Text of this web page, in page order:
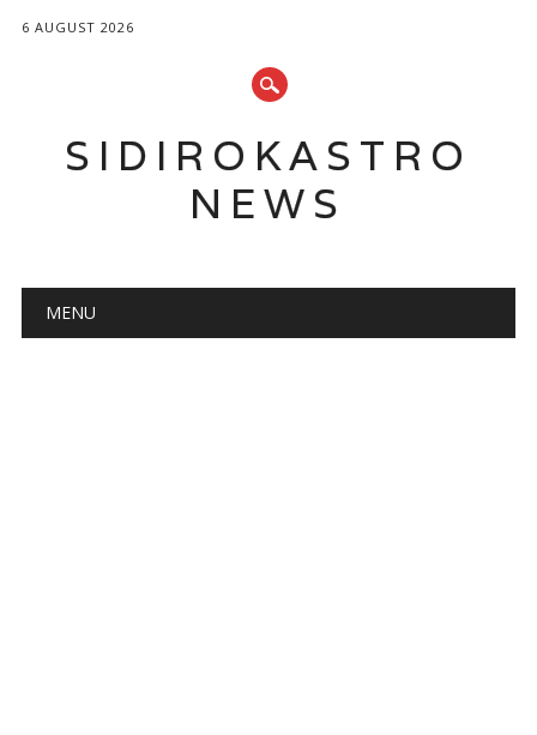
6 AUGUST 2026
SIDIROKASTRO
NEWS
Main menu
MENU